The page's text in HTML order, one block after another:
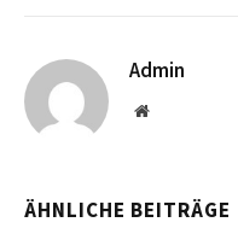
Admin
Website
ÄHNLICHE BEITRÄGE